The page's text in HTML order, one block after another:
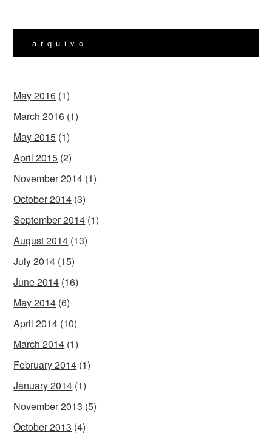
arquivo
May 2016 (1)
March 2016 (1)
May 2015 (1)
April 2015 (2)
November 2014 (1)
October 2014 (3)
September 2014 (1)
August 2014 (13)
July 2014 (15)
June 2014 (16)
May 2014 (6)
April 2014 (10)
March 2014 (1)
February 2014 (1)
January 2014 (1)
November 2013 (5)
October 2013 (4)